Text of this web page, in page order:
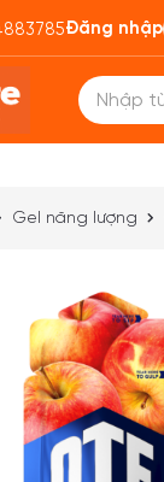
Đăng nhập
Gel năng lượng